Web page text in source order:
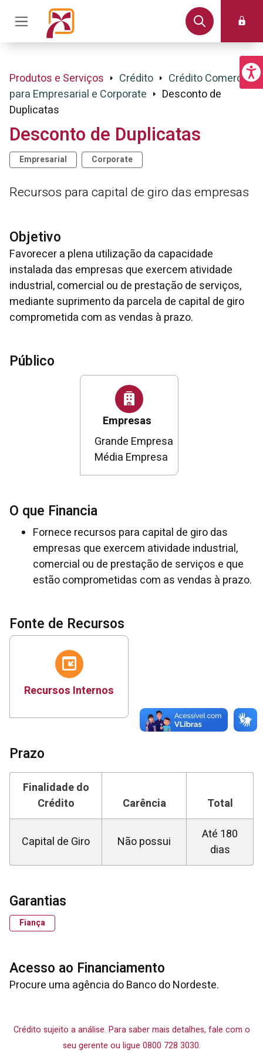
Produtos e Serviços Crédito
Crédito Comercial
para Empresarial e Corporate
Desconto de
Duplicatas
Desconto de Duplicatas
Empresarial Corporate
Recursos para capital de giro das empresas
Objetivo
Favorecer a plena utilização da capacidade
instalada das empresas que exercem atividade
industrial, comercial ou de prestação de serviços,
mediante suprimento da parcela de capital de giro
comprometida com as vendas à prazo.
Público
Empresas
Grande Empresa
Média Empresa
O que Financia
Fornece recursos para capital de giro das
empresas que exercem atividade industrial,
comercial ou de prestação de serviços e que
estão comprometidas com as vendas à prazo.
Fonte de Recursos
Recursos Internos
Prazo
Finalidade do
Crédito
Carência Total
Capital de Giro Não possui
Até 180
dias
Garantias
Fiança
Acesso ao Financiamento
Procure uma agência do Banco do Nordeste.
Crédito sujeito a análise. Para saber mais detalhes, fale com o
seu gerente ou ligue 0800 728 3030.